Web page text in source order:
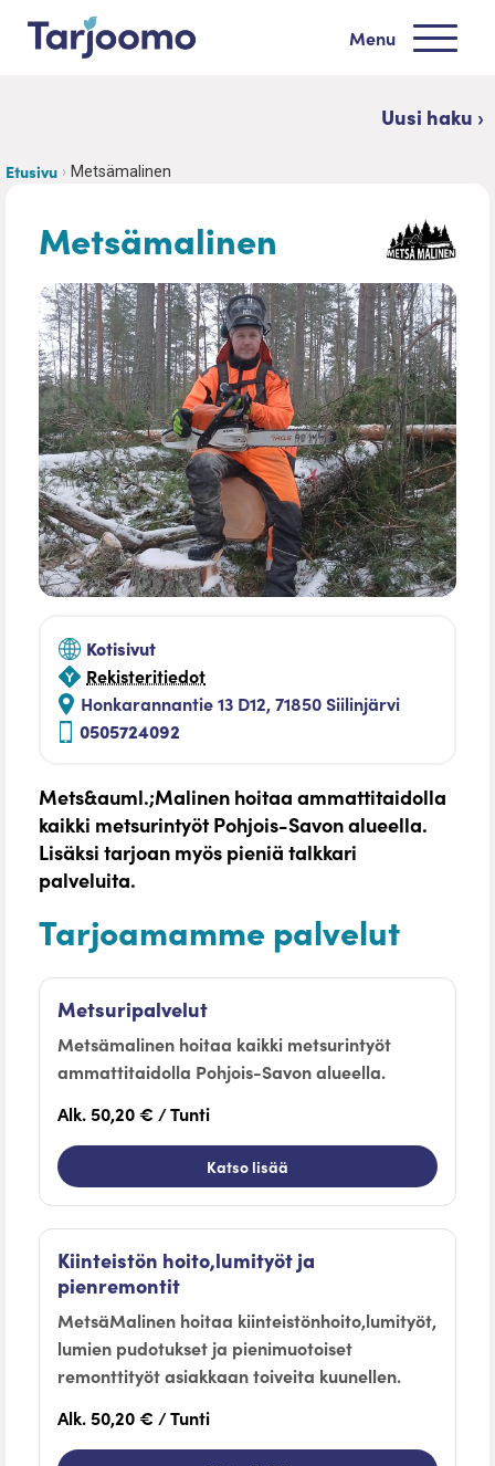
Siirry sisältöön
Menu
Uusi haku ›
Etusivu Metsämalinen
Metsämalinen
Honkarannantie 13 D12, 71850 Siilinjärvi
0505724092
Kotisivut
Rekisteritiedot
Mets&auml.;Malinen hoitaa ammattitaidolla
kaikki metsurintyöt Pohjois-Savon alueella.
Lisäksi tarjoan myös pieniä talkkari
palveluita.
Tarjoamamme palvelut
Metsuripalvelut
Metsämalinen hoitaa kaikki metsurintyöt
ammattitaidolla Pohjois-Savon alueella.
Alk. 50,20 € / Tunti
Katso lisää
Kiinteistön hoito,lumityöt ja
pienremontit
MetsäMalinen hoitaa kiinteistönhoito,lumityöt,
lumien pudotukset ja pienimuotoiset
remonttityöt asiakkaan toiveita kuunellen.
Alk. 50,20 € / Tunti